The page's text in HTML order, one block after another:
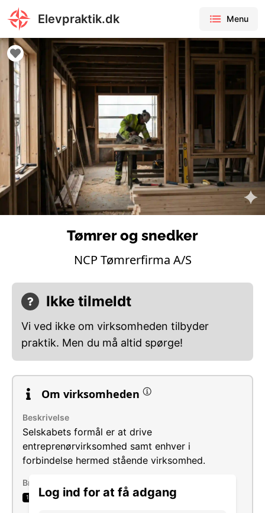
Elevpraktik.dk Menu
Log ind for at få adgang
Tømrer og snedker
NCP Tømrerfirma A/S
Ikke tilmeldt
Vi ved ikke om virksomheden tilbyder
praktik. Men du må altid spørge!
Om virksomheden
Beskrivelse
Selskabets formål er at drive
entreprenørvirksomhed samt enhver i
forbindelse hermed stående virksomhed.
Brancher
1 Tømrer- og bygningssnedkeraktiviteter